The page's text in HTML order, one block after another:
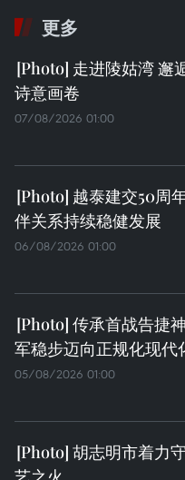
更多
走进陵姑湾 邂
诗意画卷
07/08/2026 01:00
越泰建交50周
伴关系持续稳健发展
06/08/2026 01:00
传承首战告捷
军稳步迈向正规化现代
05/08/2026 01:00
胡志明市着力